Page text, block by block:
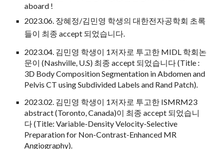
aboard !
2023.06 . 장혜정/김민영 학생의대한전자공학회 초록
들이 최종 accept 되었습니다
2023.04. 김민영 학생이 1저자로 투고한 MIDL 학회논
문이 (Nashville, U.S) 최종 accept 되었습니다 (Title :
3D Body Composition Segmentation in Abdomen and
Pelvis CT using Subdivided Labels and Rand Patch).
2023.02. 김민영 학생이 1저자로 투고한 ISMRM23
abstract (Toronto, Canada)이 최종 accept 되었습니
다 (Title: Variable-Density Velocity-Selective
Preparation for Non-Contrast-Enhanced MR
Angiography).